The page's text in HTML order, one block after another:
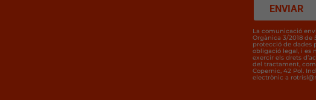
La comunicació
Orgànica 3/2018 de
protecció de dades
obligació legal, i es
exercir els drets
del tractament,
Copernic, 42 Pol.
electrònic a